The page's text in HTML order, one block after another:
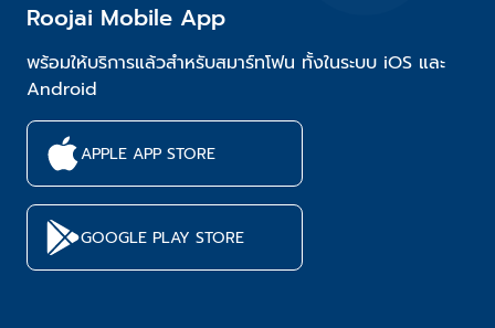
Roojai Mobile App
พร้อมให้บริการแล้วสำหรับสมาร์ทโฟน ทั้งในระบบ iOS และ
Android
APPLE APP STORE
GOOGLE PLAY STORE